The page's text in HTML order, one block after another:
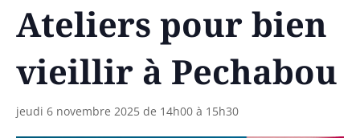
Ateliers pour bien
vieillir à Pechabou
jeudi 6 novembre 2025 de 14h00 à 15h30